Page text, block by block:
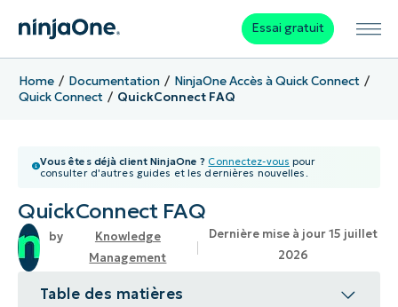
Essai gratuit
Home Documentation
NinjaOne Accès à Quick Connect
Quick Connect
QuickConnect FAQ
Vous êtes déjà client NinjaOne ? Connectez-vous pour
consulter d'autres guides et les dernières nouvelles.
QuickConnect FAQ
Knowledge
Management
Dernière mise à jour 15 juillet
2026
Table des matières